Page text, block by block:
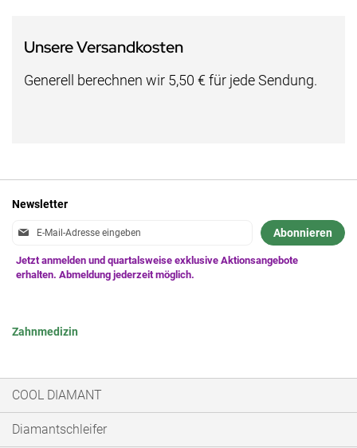
Unsere Versandkosten
Generell berechnen wir 5,50 € für jede Sendung.
Newsletter
Anmeldung
Newsletter:
Abonnieren
Zahnmedizin
COOL DIAMANT
Diamantschleifer